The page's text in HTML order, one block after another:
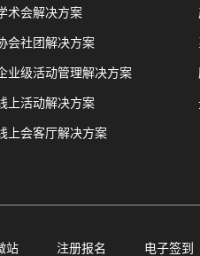
术会解决方案
会社团解决方案
业级活动管理解决方案
上活动解决方案
上会客厅解决方案
站 注册报名 电子签到